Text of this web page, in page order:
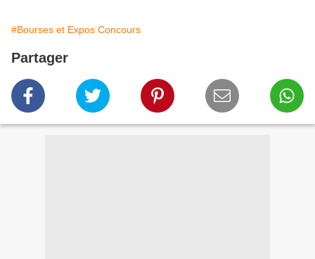
#Bourses et Expos Concours
Partager